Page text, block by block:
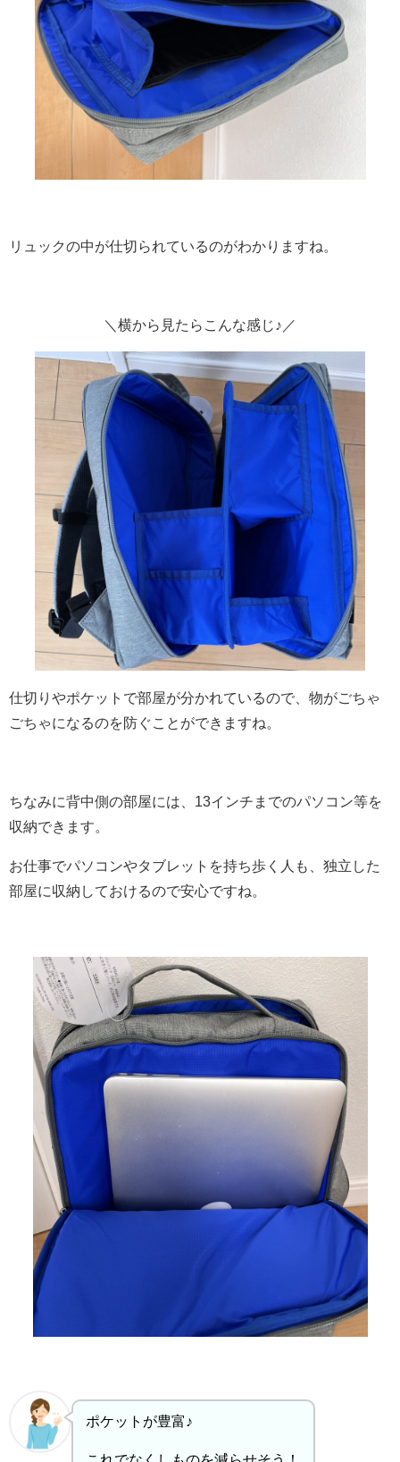
リュックの中が仕切られているのがわかりますね。
＼横から見たらこんな感じ♪／
仕切りやポケットで部屋が分かれているので、物がごちゃ
ごちゃになるのを防ぐことができますね。
ちなみに背中側の部屋には、13インチまでのパソコン等を
収納できます。
お仕事でパソコンやタブレットを持ち歩く人も、独立した
部屋に収納しておけるので安心ですね。
ポケットが豊富♪